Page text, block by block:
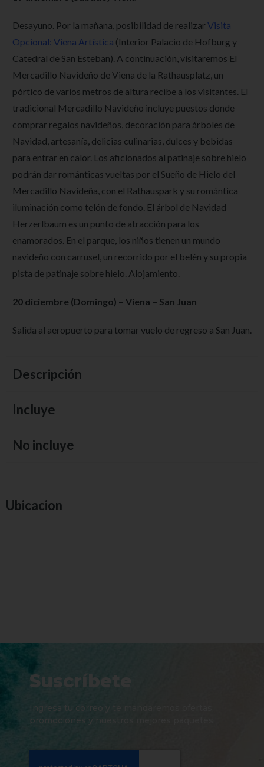
Desayuno. Por la mañana, posibilidad de realizar Visita
Opcional: Viena Artística (Interior Palacio de Hofburg y
Catedral de San Esteban). A continuación, visitaremos El
Mercadillo Navideño de Viena de la Rathausplatz, un
pórtico de varios metros de altura recibe a los visitantes. El
tradicional Mercadillo Navideño incluye puestos donde
comprar regalos navideños, decoración para árboles de
Navidad, artesanía, delicias culinarias, dulces y bebidas
para entrar en calor. Los aficionados al patinaje sobre hielo
podrán dar románticas vueltas por el Sueño de Hielo del
Mercadillo Navideña, con el Rathauspark y su romántica
iluminación como telón de fondo. El árbol de Navidad
Herzerlbaum es un punto de atracción para los
enamorados. En el parque, los niños tienen un mundo
navideño con carrusel, un recorrido por el belén y su propia
pista de patinaje sobre hielo. Alojamiento.
20 diciembre (Domingo) – Viena – San Juan
Salida al aeropuerto para tomar vuelo de regreso a San Juan.
Descripción
Incluye
No incluye
Ubicacion
Suscríbete
Ingresa tu correo y te mandaremos ofertas,
promociones y nuestros mejores paquetes.